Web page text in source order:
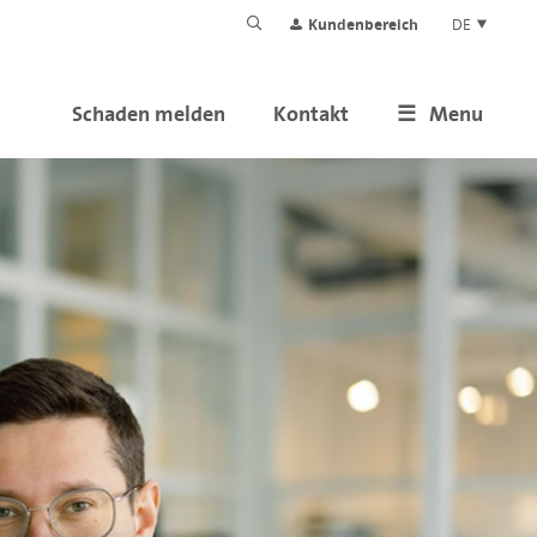
Kundenbereich DE
Menu
Kontakt
Schaden melden